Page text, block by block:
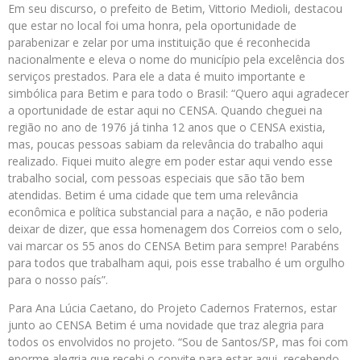
Em seu discurso, o prefeito de Betim, Vittorio Medioli, destacou
que estar no local foi uma honra, pela oportunidade de
parabenizar e zelar por uma instituição que é reconhecida
nacionalmente e eleva o nome do município pela excelência dos
serviços prestados. Para ele a data é muito importante e
simbólica para Betim e para todo o Brasil: “Quero aqui agradecer
a oportunidade de estar aqui no CENSA. Quando cheguei na
região no ano de 1976 já tinha 12 anos que o CENSA existia,
mas, poucas pessoas sabiam da relevância do trabalho aqui
realizado. Fiquei muito alegre em poder estar aqui vendo esse
trabalho social, com pessoas especiais que são tão bem
atendidas. Betim é uma cidade que tem uma relevância
econômica e política substancial para a nação, e não poderia
deixar de dizer, que essa homenagem dos Correios com o selo,
vai marcar os 55 anos do CENSA Betim para sempre! Parabéns
para todos que trabalham aqui, pois esse trabalho é um orgulho
para o nosso país”.
Para Ana Lúcia Caetano, do Projeto Cadernos Fraternos, estar
junto ao CENSA Betim é uma novidade que traz alegria para
todos os envolvidos no projeto. “Sou de Santos/SP, mas foi com